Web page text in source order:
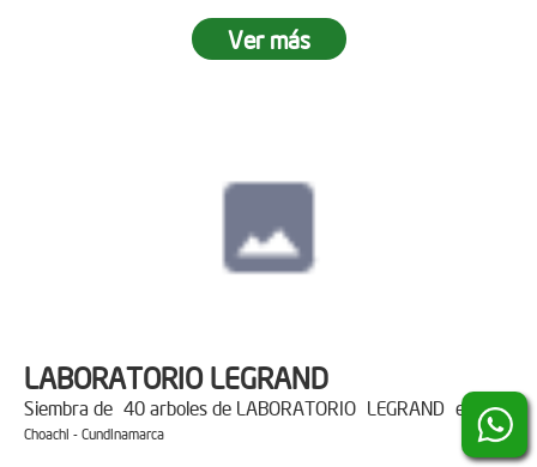
Ver más
LABORATORIO LEGRAND
Siembra de 40 arboles de LABORATORIO LEGRAND en
Choachi - Cundinamarca